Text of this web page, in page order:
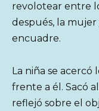
revolotear entre
después, la mujer
encuadre.
La niña se
frente a él. Sacó
reflejó sobre el